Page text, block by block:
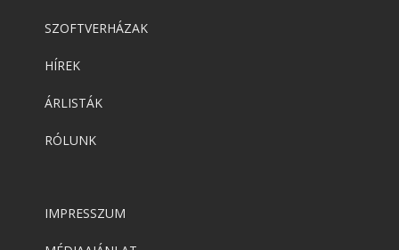
SZOFTVERHÁZAK
HÍREK
ÁRLISTÁK
RÓLUNK
IMPRESSZUM